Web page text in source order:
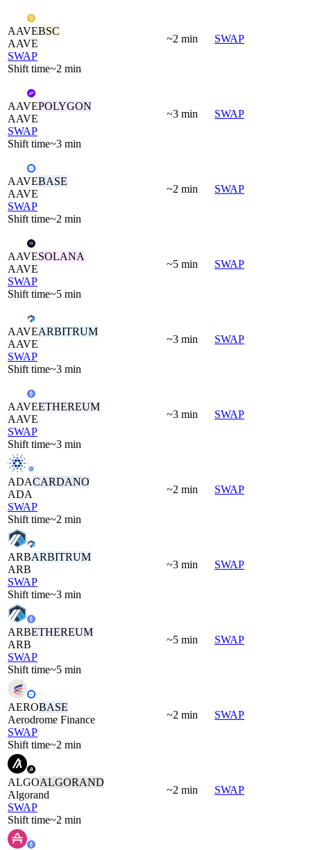
AAVEBSC
AAVE
SWAP
Shift time~2 min
~2 min SWAP
AAVEPOLYGON
AAVE
SWAP
Shift time~3 min
~3 min SWAP
AAVEBASE
AAVE
SWAP
Shift time~2 min
~2 min SWAP
AAVESOLANA
AAVE
SWAP
Shift time~5 min
~5 min SWAP
AAVEARBITRUM
AAVE
SWAP
Shift time~3 min
~3 min SWAP
AAVEETHEREUM
AAVE
SWAP
Shift time~3 min
~3 min SWAP
ADACARDANO
ADA
SWAP
Shift time~2 min
~2 min SWAP
ARBARBITRUM
ARB
SWAP
Shift time~3 min
~3 min SWAP
ARBETHEREUM
ARB
SWAP
Shift time~5 min
~5 min SWAP
AEROBASE
Aerodrome Finance
SWAP
Shift time~2 min
~2 min SWAP
ALGOALGORAND
Algorand
SWAP
Shift time~2 min
~2 min SWAP